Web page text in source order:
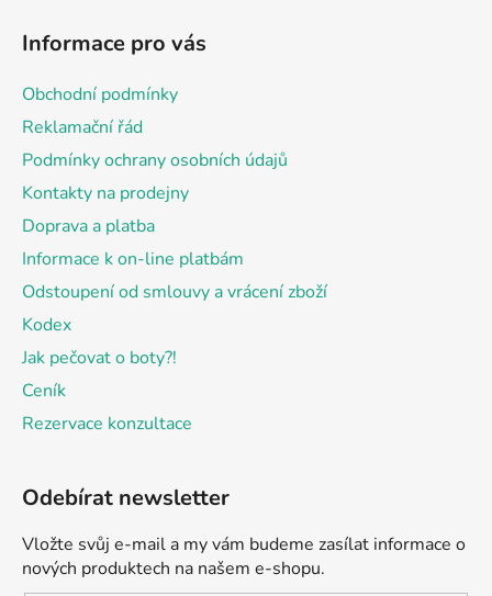
Informace pro vás
Obchodní podmínky
Reklamační řád
Podmínky ochrany osobních údajů
Kontakty na prodejny
Doprava a platba
Informace k on-line platbám
Odstoupení od smlouvy a vrácení zboží
Kodex
Jak pečovat o boty?!
Ceník
Rezervace konzultace
Odebírat newsletter
Vložte svůj e-mail a my vám budeme zasílat informace o
nových produktech na našem e-shopu.